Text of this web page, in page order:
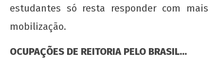
20 de Novembro - Dia da Consciência Negra
estudantes só resta responder com mais
mobilização.
OCUPAÇÕES DE REITORIA PELO BRASIL…